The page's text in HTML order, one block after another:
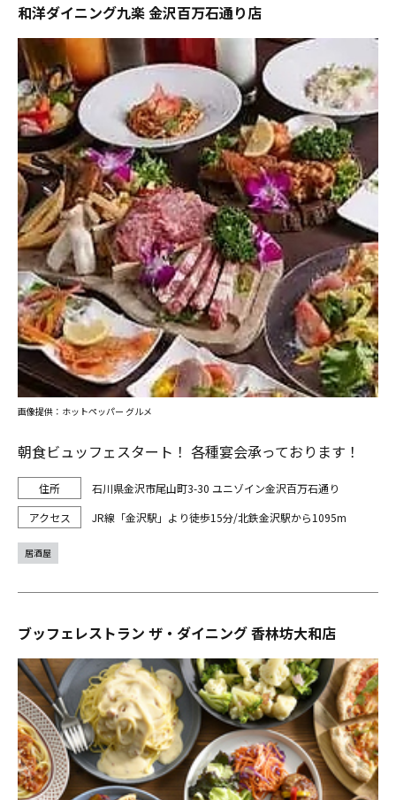
和洋ダイニング九楽 金沢百万石通り店
朝食ビュッフェスタート！ 各種宴会承っております！
石川県金沢市尾山町3-30 ユニゾイン金沢百万石通り
JR線「金沢駅」より徒歩15分/北鉄金沢駅から1095m
画像提供：ホットペッパー グルメ
居酒屋
ブッフェレストラン ザ・ダイニング 香林坊大和店